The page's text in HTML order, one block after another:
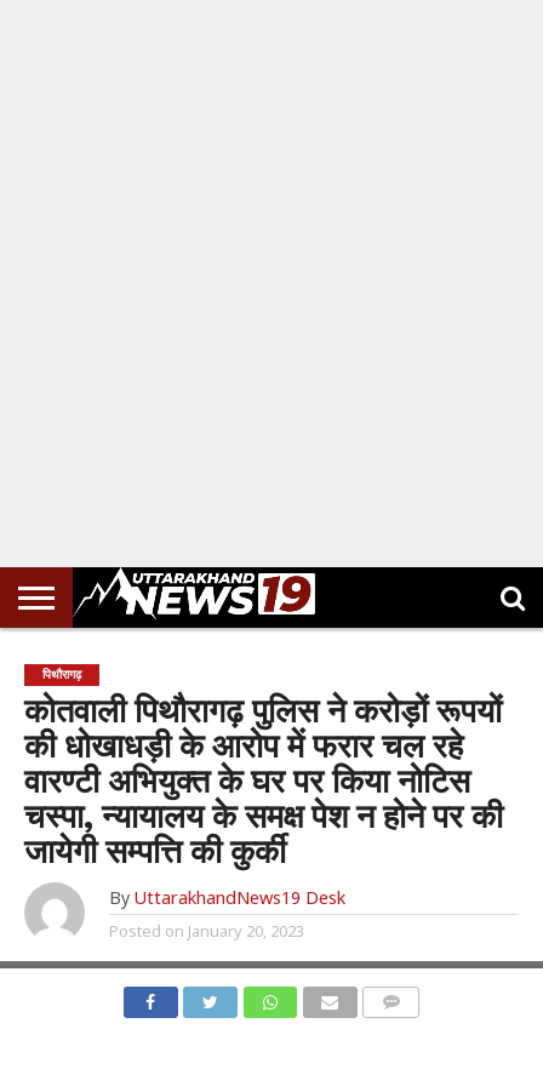
पिथौरागढ़
कोतवाली पिथौरागढ़ पुलिस ने करोड़ों रूपयों
की धोखाधड़ी के आरोप में फरार चल रहे
वारण्टी अभियुक्त के घर पर किया नोटिस
चस्पा, न्यायालय के समक्ष पेश न होने पर की
जायेगी सम्पत्ति की कुर्की
By UttarakhandNews19 Desk
Posted on January 20, 2023